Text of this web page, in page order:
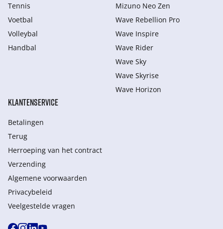
Tennis
Voetbal
Volleybal
Handbal
Mizuno Neo Zen
Wave Rebellion Pro
Wave Inspire
Wave Rider
Wave Sky
Wave Skyrise
Wave Horizon
KLANTENSERVICE
Betalingen
Terug
Herroeping van het contract
Verzending
Algemene voorwaarden
Privacybeleid
Veelgestelde vragen